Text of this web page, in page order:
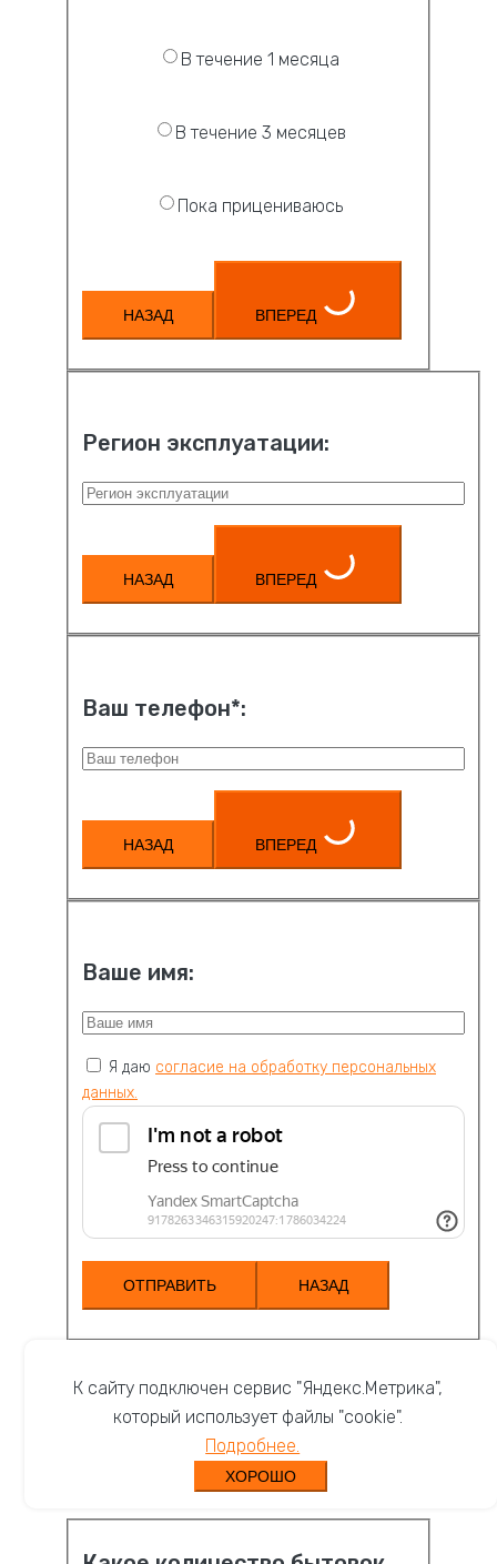
В течение 1 месяца
В течение 3 месяцев
Пока прицениваюсь
НАЗАД ВПЕРЕД
Регион эксплуатации:
НАЗАД ВПЕРЕД
Ваш телефон*:
НАЗАД ВПЕРЕД
Ваше имя:
Я даю согласие на обработку персональных
данных.
НАЗАД
К сайту подключен сервис "Яндекс.Метрика",
который использует файлы "cookie".
Подробнее.
ХОРОШО